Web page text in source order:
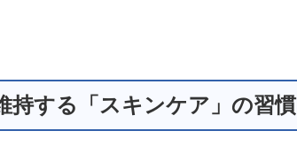
持する「スキンケア」の習慣